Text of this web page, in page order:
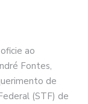
ao
Fontes,
de
(STF) de